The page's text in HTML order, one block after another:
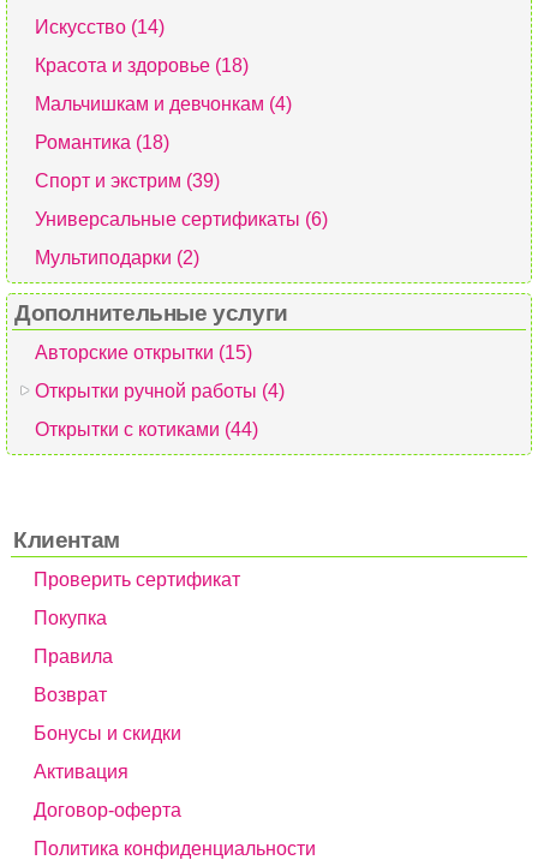
Искусство (14)
Красота и здоровье (18)
Мальчишкам и девчонкам (4)
Романтика (18)
Спорт и экстрим (39)
Универсальные сертификаты (6)
Мультиподарки (2)
Дополнительные услуги
Авторские открытки (15)
Открытки ручной работы (4)
Открытки с котиками (44)
Клиентам
Проверить сертификат
Покупка
Правила
Возврат
Бонусы и скидки
Активация
Договор-оферта
Политика конфиденциальности